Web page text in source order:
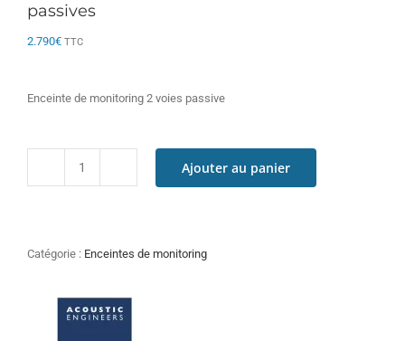
passives
2.790€ TTC
Enceinte de monitoring 2 voies passive
quantité
SCM
passives
Ajouter au panier
Catégorie : Enceintes de monitoring